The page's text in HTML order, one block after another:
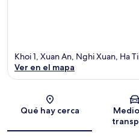
Khoi 1, Xuan An, Nghi Xuan, Ha
Ver en el mapa
Qué hay cerca